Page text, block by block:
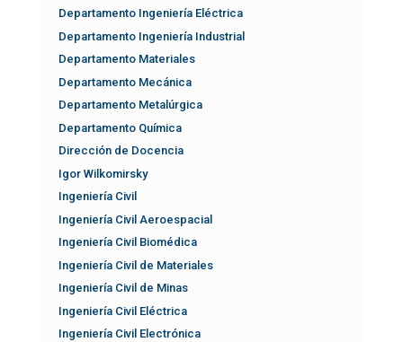
Departamento Ingeniería Eléctrica
Departamento Ingeniería Industrial
Departamento Materiales
Departamento Mecánica
Departamento Metalúrgica
Departamento Química
Dirección de Docencia
Igor Wilkomirsky
Ingeniería Civil
Ingeniería Civil Aeroespacial
Ingeniería Civil Biomédica
Ingeniería Civil de Materiales
Ingeniería Civil de Minas
Ingeniería Civil Eléctrica
Ingeniería Civil Electrónica